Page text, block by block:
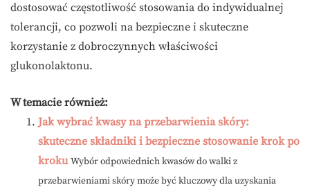
dostosować częstotliwość stosowania do indywidualnej
tolerancji, co pozwoli na bezpieczne i skuteczne
korzystanie z dobroczynnych właściwości
glukonolaktonu.
W temacie również:
Jak wybrać kwasy na przebarwienia skóry:
skuteczne składniki i bezpieczne stosowanie krok po
kroku Wybór odpowiednich kwasów do walki z
przebarwieniami skóry może być kluczowy dla uzyskania